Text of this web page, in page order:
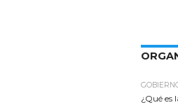
¿Qué es